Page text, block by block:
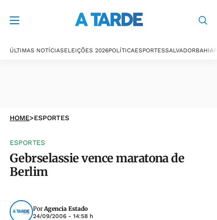
ÚLTIMAS NOTÍCIASELEIÇÕES 2026POLÍTICAESPORTESSALVADORBAHIA
HOME>ESPORTES
ESPORTES
Gebrselassie vence maratona de
Berlim
PorAgencia Estado
24/09/2006 - 14:58 h